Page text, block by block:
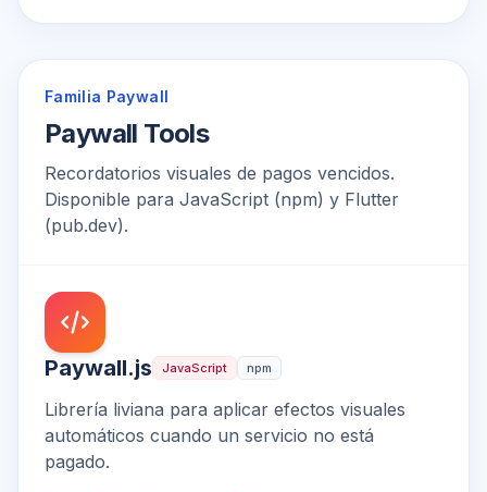
Familia Paywall
Paywall Tools
Recordatorios visuales de pagos vencidos.
Disponible para JavaScript (npm) y Flutter
(pub.dev).
Paywall.js JavaScript npm
Librería liviana para aplicar efectos visuales
automáticos cuando un servicio no está
pagado.